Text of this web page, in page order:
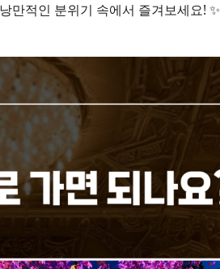
만적인 분위기 속에서 즐겨보세요! ✨